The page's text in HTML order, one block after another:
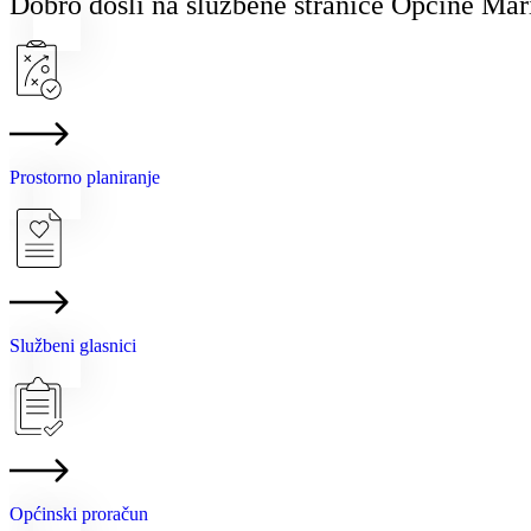
Prostorno planiranje
Službeni glasnici
Općinski proračun